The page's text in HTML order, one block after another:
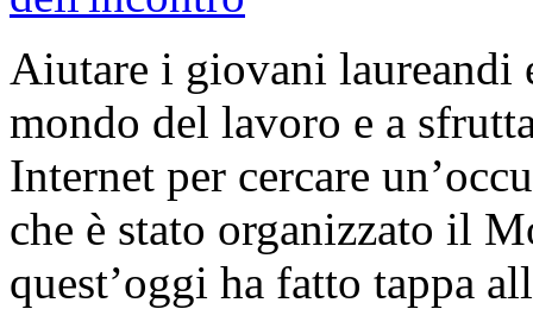
Aiutare i giovani laureandi
mondo del lavoro e a
Internet per cercare
che è stato organizzato il
quest’oggi ha fatto tappa